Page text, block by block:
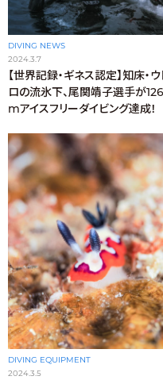
DIVING NEWS
2024.3.7
【世界記録・ギネス認定】知床・ウ
ロの流氷下、尾関靖子選手が126
mアイスフリーダイビング達成！
DIVING EQUIPMENT
2024.3.5